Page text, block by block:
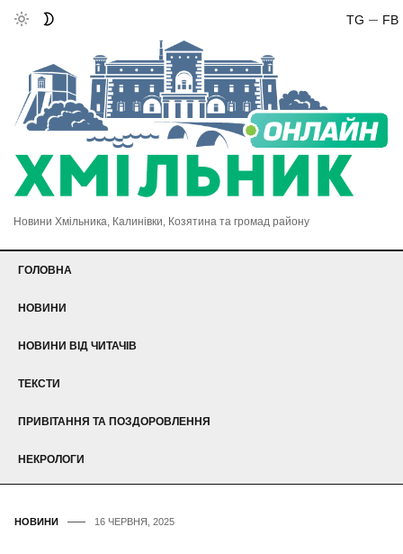
FB
TG
Новини Хмільника, Калинівки, Козятина та громад району
ГОЛОВНА
НОВИНИ
НОВИНИ ВІД ЧИТАЧІВ
ТЕКСТИ
ПРИВІТАННЯ ТА ПОЗДОРОВЛЕННЯ
НЕКРОЛОГИ
НОВИНИ 16 ЧЕРВНЯ, 2025